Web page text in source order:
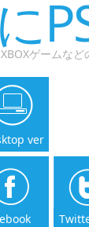
ゲームなど
ver